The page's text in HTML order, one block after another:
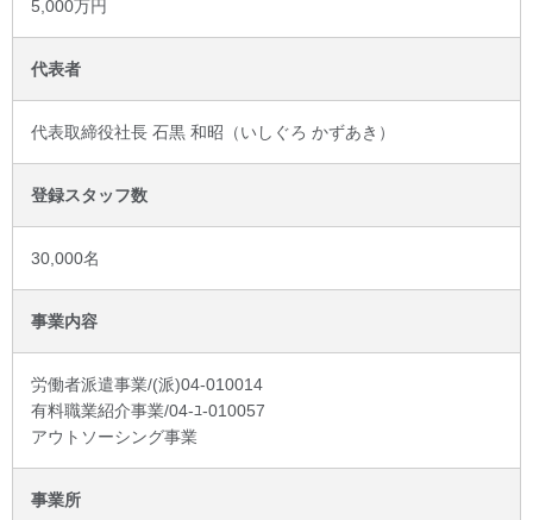
5,000万円
代表者
代表取締役社長 石黒 和昭（いしぐろ かずあき）
登録スタッフ数
30,000名
事業内容
労働者派遣事業/(派)04-010014
有料職業紹介事業/04-ﾕ-010057
アウトソーシング事業
事業所